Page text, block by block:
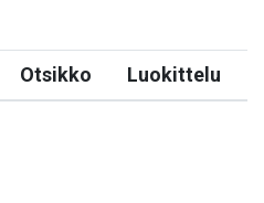
Otsikko Luokittelu